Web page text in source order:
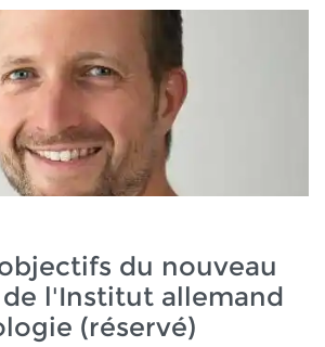
du nouveau
l'Institut allemand
(réservé)